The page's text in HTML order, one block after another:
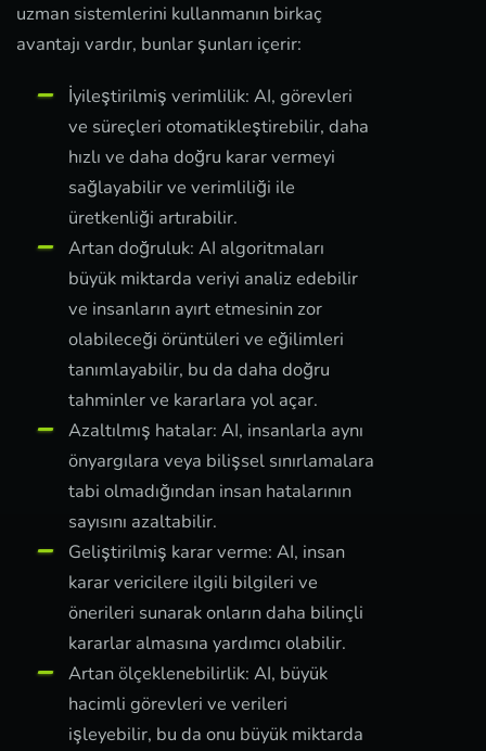
uzman sistemlerini kullanmanın birkaç
avantajı vardır, bunlar şunları içerir:
İyileştirilmiş verimlilik: AI, görevleri
ve süreçleri otomatikleştirebilir, daha
hızlı ve daha doğru karar vermeyi
sağlayabilir ve verimliliği ile
üretkenliği artırabilir.
Artan doğruluk: AI algoritmaları
büyük miktarda veriyi analiz edebilir
ve insanların ayırt etmesinin zor
olabileceği örüntüleri ve eğilimleri
tanımlayabilir, bu da daha doğru
tahminler ve kararlara yol açar.
Azaltılmış hatalar: AI, insanlarla aynı
önyargılara veya bilişsel sınırlamalara
tabi olmadığından insan hatalarının
sayısını azaltabilir.
Geliştirilmiş karar verme: AI, insan
karar vericilere ilgili bilgileri ve
önerileri sunarak onların daha bilinçli
kararlar almasına yardımcı olabilir.
Artan ölçeklenebilirlik: AI, büyük
hacimli görevleri ve verileri
işleyebilir, bu da onu büyük miktarda